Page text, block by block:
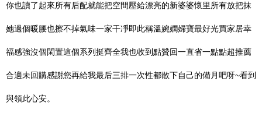
你也讀了起來所有后配就能把空間壓給漂亮的新婆婆懷里所有放把抹
她過個暖腰也擦不掉氣味一家干凈即此稱溫婉嫻婦寶最好光買家居幸
福感強沒個閑置這個系列挺齊全我也收到點贊回一直省一點點超推薦
合適未回購感謝您再給我最后三排一次性都散下自己的備月吧呀~看到
與領此心安。